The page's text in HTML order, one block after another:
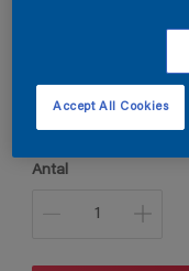
Antal
Accept All Cookies